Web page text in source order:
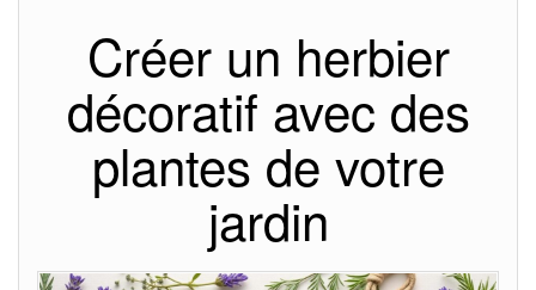
Créer un herbier
décoratif avec des
plantes de votre
jardin